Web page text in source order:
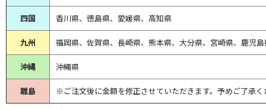
四国 香川県、徳島県、愛媛県、高知県
九州 福岡県、佐賀県、長崎県、熊本県、大分県、宮崎県、鹿児
沖縄 沖縄県
離島 ※ご注文後に金額を修正させていただきます。予めご了承く